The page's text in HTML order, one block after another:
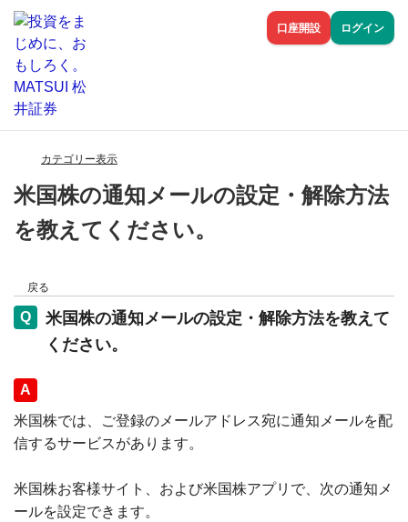
口座開設 ログイン
カテゴリー表示
米国株の通知メールの設定・解除方法
を教えてください。
戻る
米国株の通知メールの設定・解除方法を教えて
ください。
回答
米国株では、ご登録のメールアドレス宛に通知メールを配
信するサービスがあります。
米国株お客様サイト、および米国株アプリで、次の通知メ
ールを設定できます。